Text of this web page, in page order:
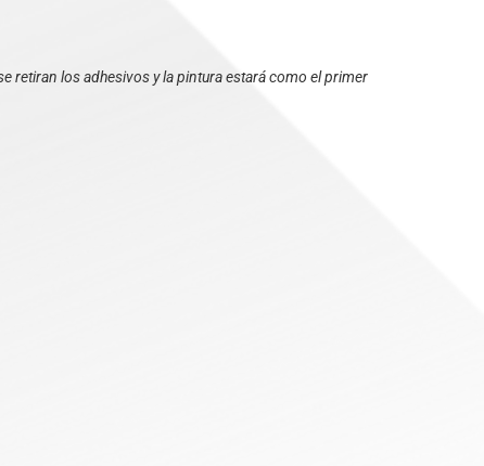
retiran los adhesivos y la pintura estará como el primer